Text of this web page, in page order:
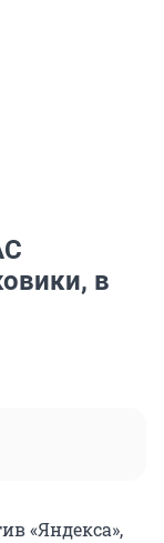
в
«Яндекса»,